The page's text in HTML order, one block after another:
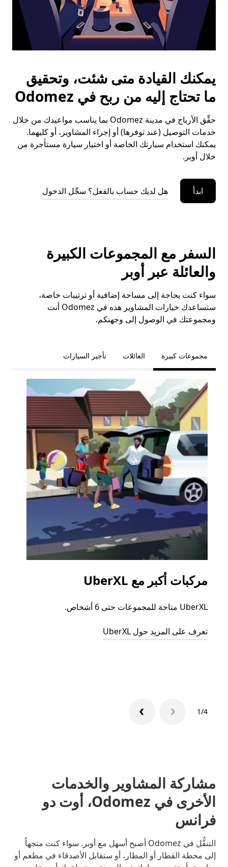
يمكنك القيادة متى شئت، وتحقيق
ما تحتاج إليه من ربح في Odomez
حقِّق الأرباح في مدينة Odomez بما يناسب مواعيدك من خلال
خدمات التوصيل (عند توفرها) أو إجراء المشاوير، أو كليهما.
يمكنك استخدام سيارتك الخاصة أو اختيار سيارة مستأجرة من
خلال أوبر.
ابدأ هل لديك حساب بالفعل؟ سجِّل الدخول
السفر مع المجموعات الكبيرة
والعائلة عبر أوبر
سواء كنت بحاجة إلى مساحة إضافية أو ترتيبات خاصة،
ستساعدك خيارات المشاوير هذه في Odomez أنت
ومجموعتك في الوصول إلى وجهتكم.
مجموعات كبيرة العائلات تأجير السيارات
مركبات أكبر مع UberXL
UberXL متاحة للمجموعات حتى 6 أشخاص.
تعرف على المزيد حول UberXL
1/4
مشاركة المشاوير والخدمات
الأخرى في Odomez، أوت دو
فرانس
التنقُّل في Odomez أصبح أسهل مع أوبر. سواء كنت متجهاً
إلى محطة القطار أو المطار، أو ستقابل الأصدقاء في مطعم أو